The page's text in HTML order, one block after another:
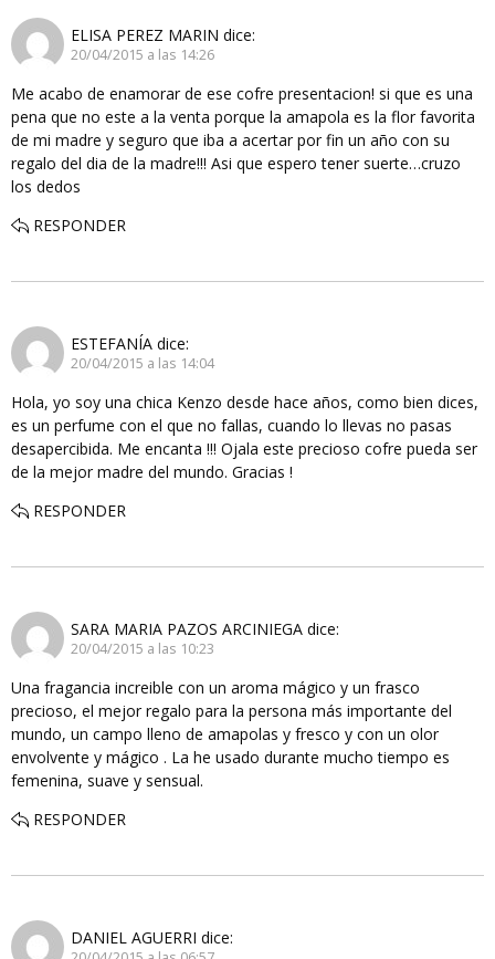
ELISA PEREZ MARIN dice:
20/04/2015 a las 14:26
Me acabo de enamorar de ese cofre presentacion! si que es una
pena que no este a la venta porque la amapola es la flor favorita
de mi madre y seguro que iba a acertar por fin un año con su
regalo del dia de la madre!!! Asi que espero tener suerte…cruzo
los dedos
RESPONDER
ESTEFANÍA dice:
20/04/2015 a las 14:04
Hola, yo soy una chica Kenzo desde hace años, como bien dices,
es un perfume con el que no fallas, cuando lo llevas no pasas
desapercibida. Me encanta !!! Ojala este precioso cofre pueda ser
de la mejor madre del mundo. Gracias !
RESPONDER
SARA MARIA PAZOS ARCINIEGA dice:
20/04/2015 a las 10:23
Una fragancia increible con un aroma mágico y un frasco
precioso, el mejor regalo para la persona más importante del
mundo, un campo lleno de amapolas y fresco y con un olor
envolvente y mágico . La he usado durante mucho tiempo es
femenina, suave y sensual.
RESPONDER
DANIEL AGUERRI dice: